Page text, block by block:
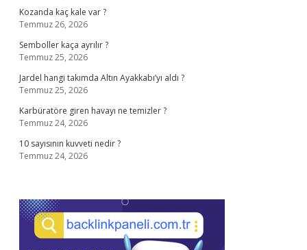
Kozanda kaç kale var ?
Temmuz 26, 2026
Semboller kaça ayrılır ?
Temmuz 25, 2026
Jardel hangi takımda Altın Ayakkabı’yı aldı ?
Temmuz 25, 2026
Karbüratöre giren havayı ne temizler ?
Temmuz 24, 2026
10 sayısının kuvveti nedir ?
Temmuz 24, 2026